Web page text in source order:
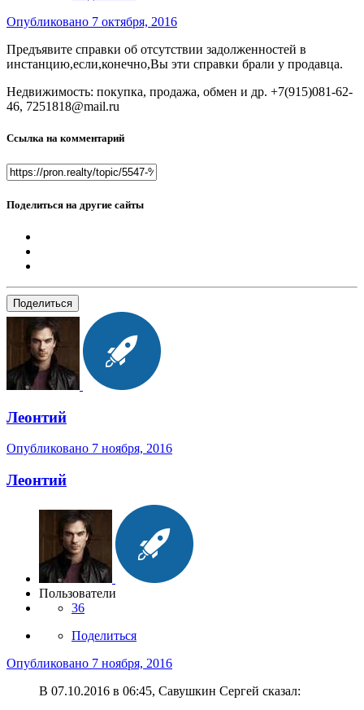
Опубликовано 7 октября, 2016
Предъявите справки об отсутствии задолженностей в
инстанцию,если,конечно,Вы эти справки брали у продавца.
Недвижимость: покупка, продажа, обмен и др. +7(915)081-62-
46, 7251818@mail.ru
Ссылка на комментарий
Поделиться на другие сайты
Поделиться
Леонтий
Опубликовано 7 ноября, 2016
Леонтий
Пользователи
36
Поделиться
Опубликовано 7 ноября, 2016
В 07.10.2016 в 06:45, Савушкин Сергей сказал: